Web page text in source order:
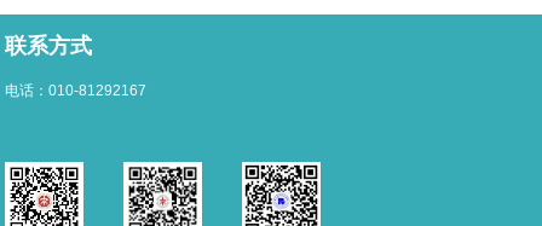
联系方式
电话：010-81292167